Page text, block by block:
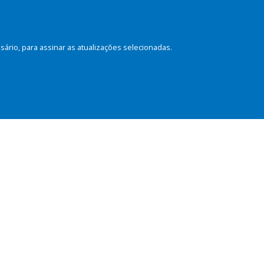
para assinar as atualizações selecionadas.